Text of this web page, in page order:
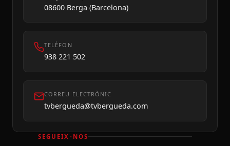
08600 Berga (Barcelona)
TELÈFON
938 221 502
CORREU ELECTRÒNIC
tvbergueda@tvbergueda.com
SEGUEIX-NOS